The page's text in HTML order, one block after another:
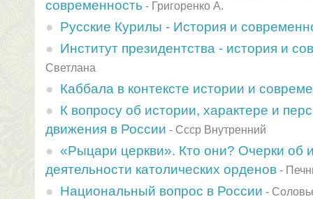
современность - Григоренко А.
Русские Курилы - История и
Институт президентства - история и
Светлана
Каббала в контексте истории и
К вопросу об истории, характере и
движения в России - Ссср Внутренний
«Рыцари церкви». Кто они? Очерки об
деятельности католических орденов -
Национальный вопрос в России -